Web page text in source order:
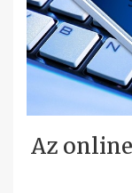
Az